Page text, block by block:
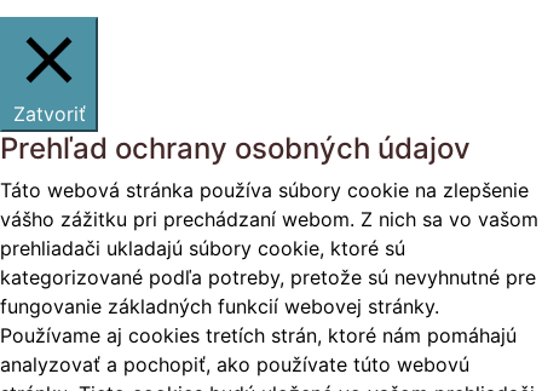
Zatvoriť
Prehľad ochrany osobných údajov
Táto webová stránka používa súbory cookie na zlepšenie
vášho zážitku pri prechádzaní webom. Z nich sa vo vašom
prehliadači ukladajú súbory cookie, ktoré sú
kategorizované podľa potreby, pretože sú nevyhnutné pre
fungovanie základných funkcií webovej stránky.
Používame aj cookies tretích strán, ktoré nám pomáhajú
analyzovať a pochopiť, ako používate túto webovú